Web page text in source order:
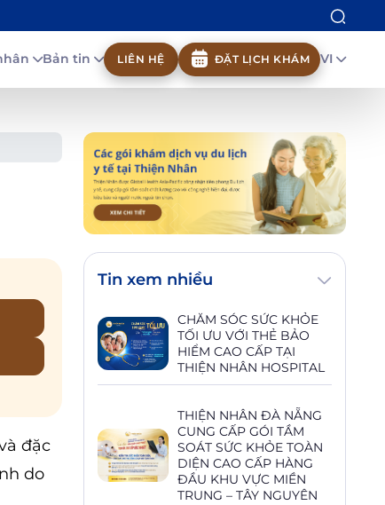
Bản tin LIÊN HỆ ĐẶT LỊCH KHÁM VI
đặc
do
Tin xem nhiều
CHĂM SÓC SỨC KHỎE
TỐI ƯU VỚI THẺ BẢO
HIỂM CAO CẤP TẠI
THIỆN NHÂN HOSPITAL
THIỆN NHÂN ĐÀ NẴNG
CUNG CẤP GÓI TẦM
SOÁT SỨC KHỎE TOÀN
DIỆN CAO CẤP HÀNG
ĐẦU KHU VỰC MIỀN
TRUNG – TÂY NGUYÊN